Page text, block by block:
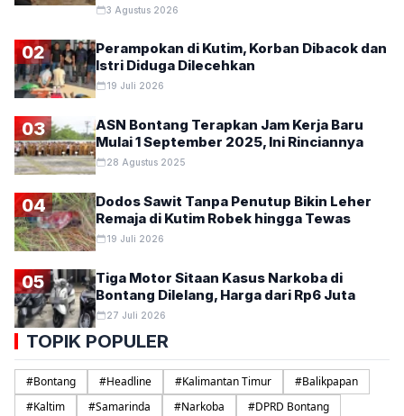
3 Agustus 2026
02
Perampokan di Kutim, Korban Dibacok dan
Istri Diduga Dilecehkan
19 Juli 2026
03
ASN Bontang Terapkan Jam Kerja Baru
Mulai 1 September 2025, Ini Rinciannya
28 Agustus 2025
04
Dodos Sawit Tanpa Penutup Bikin Leher
Remaja di Kutim Robek hingga Tewas
19 Juli 2026
05
Tiga Motor Sitaan Kasus Narkoba di
Bontang Dilelang, Harga dari Rp6 Juta
27 Juli 2026
TOPIK POPULER
#Bontang #Headline #Kalimantan Timur #Balikpapan
#Kaltim #Samarinda #Narkoba #DPRD Bontang